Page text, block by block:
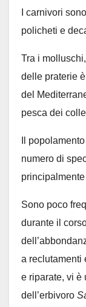
I carnivori
policheti e
Tra i
delle praterie
del
pesca dei
Il
numero di
Sono poco
durante il
a reclutamenti
e riparate, vi è
dell’erbivoro